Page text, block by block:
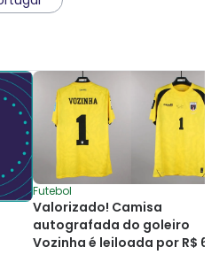
Futebol
Valorizado! Camisa
autografada do goleiro
Vozinha é leiloada por R$ 65